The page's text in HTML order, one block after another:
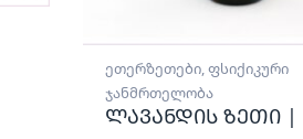
ეთერზეთები,ფსიქიკური
ჯანმრთელობა
ლავანდის ზეთი |